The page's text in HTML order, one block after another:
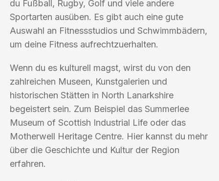
du Fußball, Rugby, Golf und viele andere
Sportarten ausüben. Es gibt auch eine gute
Auswahl an Fitnessstudios und Schwimmbädern,
um deine Fitness aufrechtzuerhalten.
Wenn du es kulturell magst, wirst du von den
zahlreichen Museen, Kunstgalerien und
historischen Stätten in North Lanarkshire
begeistert sein. Zum Beispiel das Summerlee
Museum of Scottish Industrial Life oder das
Motherwell Heritage Centre. Hier kannst du mehr
über die Geschichte und Kultur der Region
erfahren.